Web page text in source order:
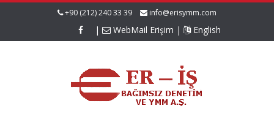
+90 (212) 240 33 39 info@erisymm.com
| WebMail Erişim | English